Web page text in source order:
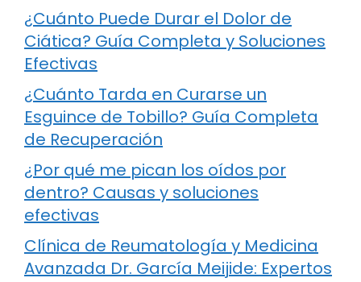
¿Cuánto Puede Durar el Dolor de
Ciática? Guía Completa y Soluciones
Efectivas
¿Cuánto Tarda en Curarse un
Esguince de Tobillo? Guía Completa
de Recuperación
¿Por qué me pican los oídos por
dentro? Causas y soluciones
efectivas
Clínica de Reumatología y Medicina
Avanzada Dr. García Meijide: Expertos